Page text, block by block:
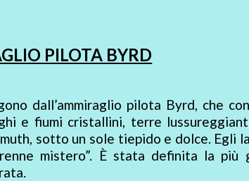
PILOTA BYRD
dall’ammiraglio pilota Byrd, che
e fiumi cristallini, terre
sotto un sole tiepido e dolce. Egli
mistero”. È stata definita la più